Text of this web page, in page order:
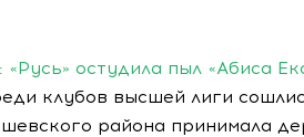
остудила пыл «Абиса
клубов высшей лиги
района принимала